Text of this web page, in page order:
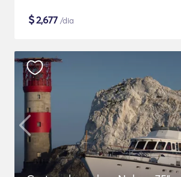
$2,677 /dia